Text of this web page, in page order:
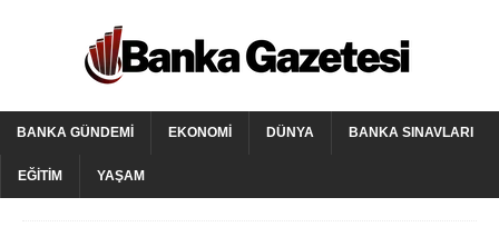
BANKA GÜNDEMI EKONOMI DÜNYA BANKA SINAVLARI
EĞITIM YAŞAM